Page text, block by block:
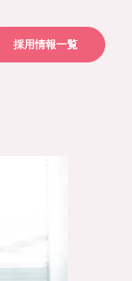
採用情報一覧